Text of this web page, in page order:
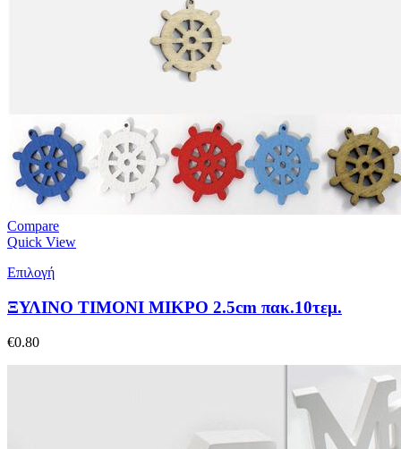
Compare
Quick View
Επιλογή
ΞΥΛΙΝΟ ΤΙΜΟΝΙ ΜΙΚΡΟ 2.5cm πακ.10τεμ.
€0.80